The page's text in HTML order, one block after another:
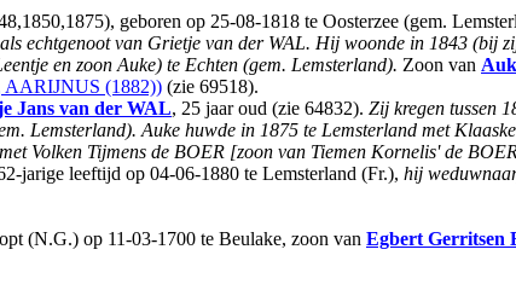
geboren op 25-08-1818 te Oosterzee (gem.
als echtgenoot van Grietje van der WAL. Hij woonde in 1843 (bij
en zoon Auke) te Echten (gem. Lemsterland). Zoon van
(1882)) (zie 69518).
Jans van der WAL, 25 jaar oud (zie 64832). Zij kregen tussen
Lemsterland). Auke huwde in 1875 te Lemsterland met
Volken Tijmens de BOER [zoon van Tiemen Kornelis' de
jarige leeftijd op 04-06-1880 te Lemsterland (Fr.), hij
(N.G.) op 11-03-1700 te Beulake, zoon van Egbert Gerritsen